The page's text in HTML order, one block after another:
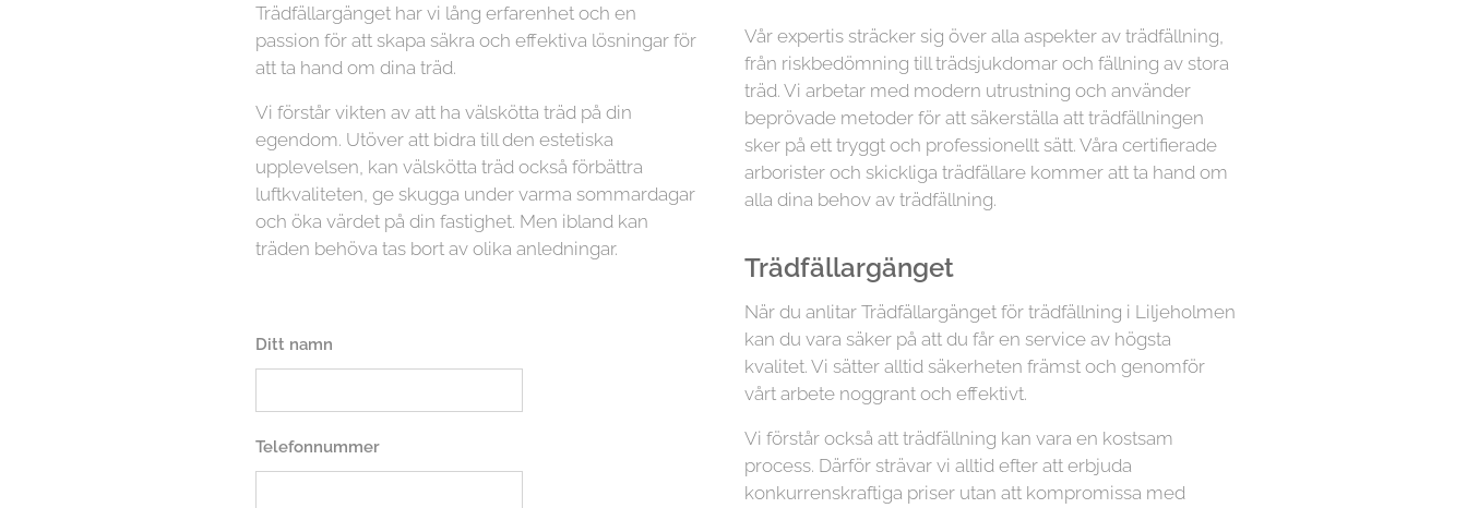
Trädfällargänget har vi lång erfarenhet och en
passion för att skapa säkra och effektiva lösningar för
att ta hand om dina träd.
Vi förstår vikten av att ha välskötta träd på din
egendom. Utöver att bidra till den estetiska
upplevelsen, kan välskötta träd också förbättra
luftkvaliteten, ge skugga under varma sommardagar
och öka värdet på din fastighet. Men ibland kan
träden behöva tas bort av olika anledningar.
Ditt namn
Telefonnummer
Vår expertis sträcker sig över alla aspekter av trädfällning,
från riskbedömning till trädsjukdomar och fällning av stora
träd. Vi arbetar med modern utrustning och använder
beprövade metoder för att säkerställa att trädfällningen
sker på ett tryggt och professionellt sätt. Våra certifierade
arborister och skickliga trädfällare kommer att ta hand om
alla dina behov av trädfällning.
Trädfällargänget
När du anlitar Trädfällargänget för trädfällning i Liljeholmen
kan du vara säker på att du får en service av högsta
kvalitet. Vi sätter alltid säkerheten främst och genomför
vårt arbete noggrant och effektivt.
Vi förstår också att trädfällning kan vara en kostsam
process. Därför strävar vi alltid efter att erbjuda
konkurrenskraftiga priser utan att kompromissa med